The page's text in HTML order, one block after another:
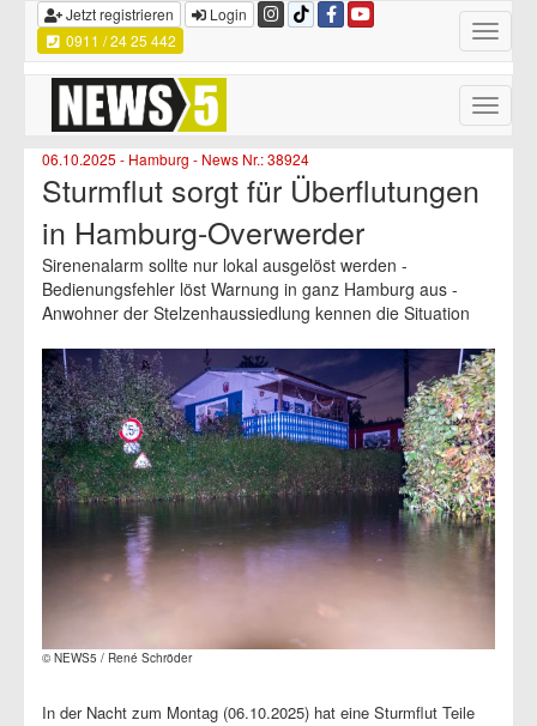
Toggle
Jetzt registrieren
Login
0911 / 24 25 442
Toggle
06.10.2025 - Hamburg - News Nr.: 38924
Sturmflut sorgt für Überflutungen
in Hamburg-Overwerder
Sirenenalarm sollte nur lokal ausgelöst werden -
Bedienungsfehler löst Warnung in ganz Hamburg aus -
Anwohner der Stelzenhaussiedlung kennen die Situation
© NEWS5 / René Schröder
In der Nacht zum Montag (06.10.2025) hat eine Sturmflut Teile